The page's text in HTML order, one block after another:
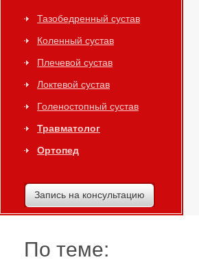
Тазобедренный сустав
Коленный сустав
Плечевой сустав
Локтевой сустав
Голеностопный сустав
Травматолог
Ортопед
Запись на консультацию
По теме: